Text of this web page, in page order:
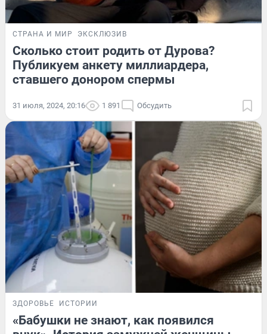
СТРАНА И МИР ЭКСКЛЮЗИВ
Сколько стоит родить от Дурова?
Публикуем анкету миллиардера,
ставшего донором спермы
31 июля, 2024, 20:16 1 891 Обсудить
ЗДОРОВЬЕ ИСТОРИИ
«Бабушки не знают, как появился